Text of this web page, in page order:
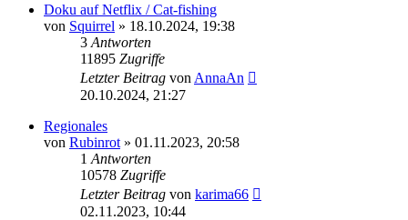
Doku auf Netflix / Cat-fishing
von Squirrel » 18.10.2024, 19:38
3 Antworten
11895 Zugriffe
Letzter Beitrag von AnnaAn
20.10.2024, 21:27
Regionales
von Rubinrot » 01.11.2023, 20:58
1 Antworten
10578 Zugriffe
Letzter Beitrag von karima66
02.11.2023, 10:44